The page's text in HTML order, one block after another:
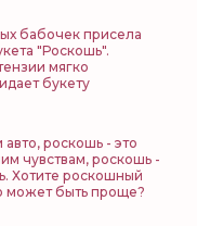
бабочек присела
"Роскошь".
мягко
букету
роскошь - это
чувствам, роскошь -
Хотите роскошный
может быть проще?